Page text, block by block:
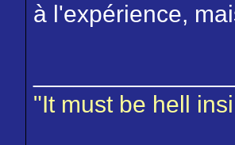
à l'expérience,
"It must be hell